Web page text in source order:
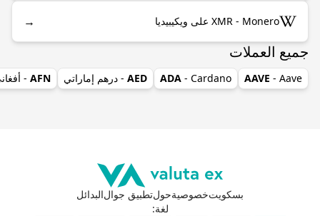
XMR - Monero على ويكيبيديا →
جميع العملات
AAVE - Aave
ADA - Cardano
AED - درهم إماراتي AFN
-
بسكويتخصوصيةحولتطبيق جوالالبدائل
لغة: